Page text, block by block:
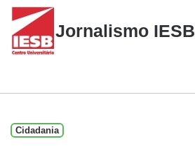
Skip
content
Jornalismo IESB
Cidadania